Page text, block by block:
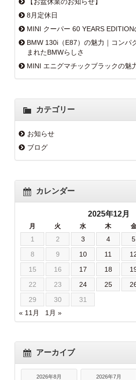
8月定休日
MINI クーパー 60 YEARS EDITION
BMW 130i（E87）の魅力｜コンパ
まれたBMWらしさ
MINI エニグマチックブラックの魅
カテゴリー
お知らせ
ブログ
カレンダー
2025年12月
月 火 水 木
1 2 3 4 5
8
9 10 11
15
16 17 18
22
23 24 25
29
30
31
« 11月
1月 »
アーカイブ
2026年8月 2026年7月